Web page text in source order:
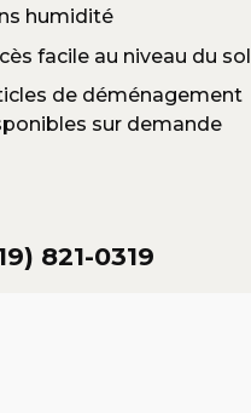
humidité
facile au niveau du sol
de déménagement
sur demande
821-0319